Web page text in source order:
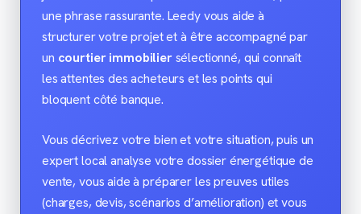
une phrase rassurante. Leedy vous aide à
structurer votre projet et à être accompagné par
un courtier immobiliersélectionné, qui connaît
les attentes des acheteurs et les points qui
bloquent côté banque.
Vous décrivez votre bien et votre situation, puis un
expert local analyse votre dossier énergétique de
vente, vous aide à préparer les preuves utiles
(charges, devis, scénarios d’amélioration) et vous